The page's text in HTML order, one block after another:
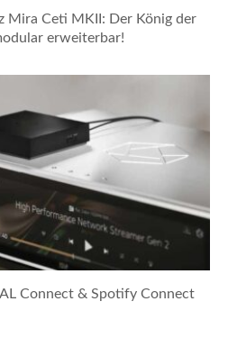
Mira Ceti MKII: Der König der
erweiterbar!
Connect & Spotify Connect